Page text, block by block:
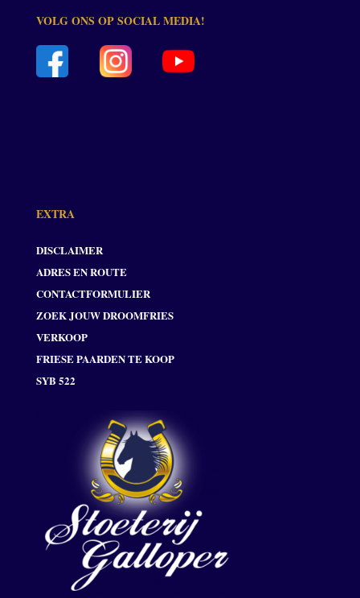
VOLG ONS OP SOCIAL MEDIA!
EXTRA
DISCLAIMER
ADRES EN ROUTE
CONTACTFORMULIER
ZOEK JOUW DROOMFRIES
VERKOOP
FRIESE PAARDEN TE KOOP
SYB 522